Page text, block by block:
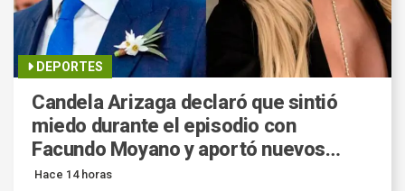
DEPORTES
Candela Arizaga declaró que sintió
miedo durante el episodio con
Facundo Moyano y aportó nuevos
datos a la investigación.
Hace 14 horas